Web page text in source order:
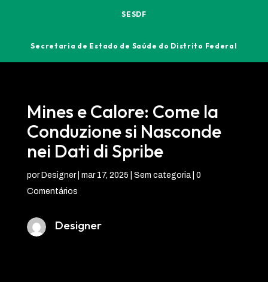
SESDF
Secretaria de Estado de Saúde do Distrito Federal
Mines e Calore: Come la
Conduzione si Nasconde
nei Dati di Spribe
por Designer| mar 17, 2025 | Sem categoria | 0
Comentários
Designer